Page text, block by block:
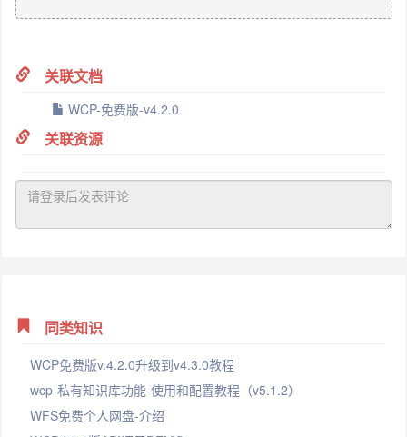
关联文档
WCP-免费版-v4.2.0
关联资源
同类知识
WCP免费版v.4.2.0升级到v4.3.0教程
wcp-私有知识库功能-使用和配置教程（v5.1.2）
WFS免费个人网盘-介绍